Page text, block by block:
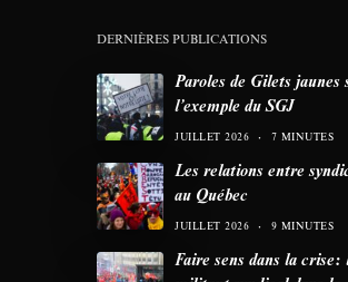
DERNIÈRES PUBLICATIONS
Paroles de Gilets jaunes
l’exemple du SGJ
JUILLET 2026 7 MINUTES
Les relations entre
au Québec
JUILLET 2026 9 MINUTES
Faire sens dans la